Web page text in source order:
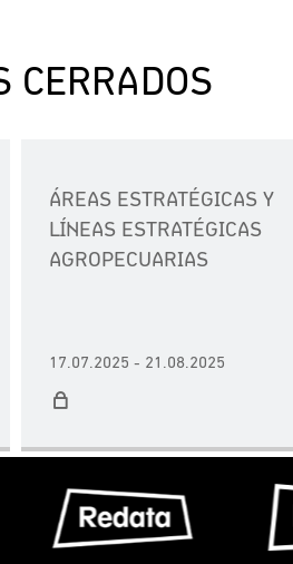
CERRADOS
ÁREAS ESTRATÉGICAS Y
LÍNEAS ESTRATÉGICAS
AGROPECUARIAS
17.07.2025 - 21.08.2025